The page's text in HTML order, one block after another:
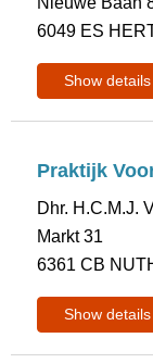
6049 ES
Show details
Praktijk
Dhr. H.C.M.J.
Markt 31
6361 CB
Show details